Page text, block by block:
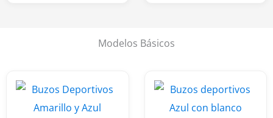
Modelos Básicos